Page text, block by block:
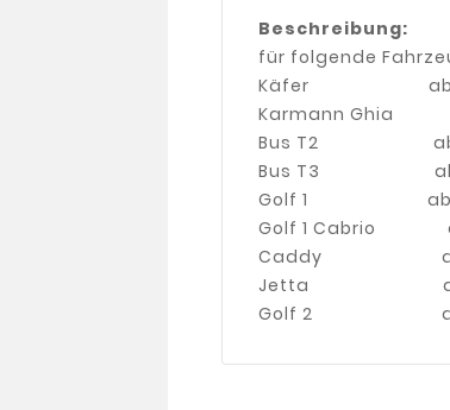
Beschreibung:
für folgende
Käfer ab Bj
Karmann Ghia
Bus T2 ab Bj
Bus T3 ab Bj
Golf 1 ab Bj
Golf 1 Cabrio ab
Caddy ab Bj
Jetta ab Bj
Golf 2 ab Bj